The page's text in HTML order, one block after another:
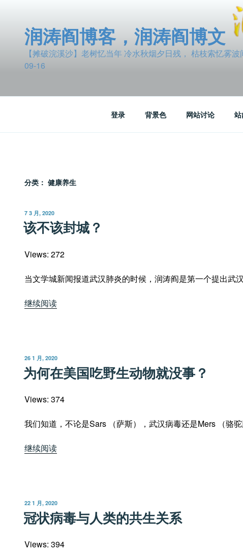
润涛阎博客，润涛阎博文
【摊破浣溪沙】老树忆当年 冷水秋烟夕日残， 枯枝索忆
09-16
登录 背景色 网站讨论 站
分类： 健康养生
发
布
于
7 3 月, 2020
该不该封城？
Views: 272
当文学城新闻报道武汉肺炎的时候，润涛阎是第一个提出武
继续阅读“该
发
布
于
26 1 月, 2020
为何在美国吃野生动物就没事？
Views: 374
我们知道，不论是Sars （萨斯），武汉病毒还是Mers （骆驼
继续阅读“为
吃
野
动
发
布
于
22 1 月, 2020
冠状病毒与人类的共生关系
Views: 394